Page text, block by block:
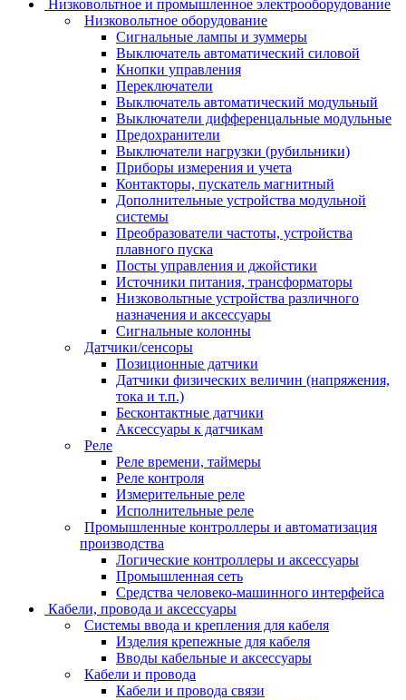
Низковольтное и промышленное электрооборудование
Низковольтное оборудование
Сигнальные лампы и зуммеры
Выключатель автоматический силовой
Кнопки управления
Переключатели
Выключатель автоматический модульный
Выключатели дифференцальные модульные
Предохранители
Выключатели нагрузки (рубильники)
Приборы измерения и учета
Контакторы, пускатель магнитный
Дополнительные устройства модульной
системы
Преобразователи частоты, устройства
плавного пуска
Посты управления и джойстики
Источники питания, трансформаторы
Низковольтные устройства различного
назначения и аксессуары
Сигнальные колонны
Датчики/сенсоры
Позиционные датчики
Датчики физических величин (напряжения,
тока и т.п.)
Бесконтактные датчики
Аксессуары к датчикам
Реле
Реле времени, таймеры
Реле контроля
Измерительные реле
Исполнительные реле
Промышленные контроллеры и автоматизация
производства
Логические контроллеры и аксессуары
Промышленная сеть
Средства человеко-машинного интерфейса
Кабели, провода и аксессуары
Системы ввода и крепления для кабеля
Изделия крепежные для кабеля
Вводы кабельные и аксессуары
Кабели и провода
Кабели и провода связи